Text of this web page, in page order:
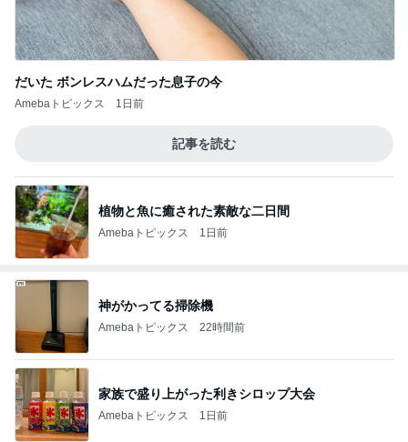
だいた ボンレスハムだった息子の今
Amebaトピックス 1日前
記事を読む
植物と魚に癒された素敵な二日間
Amebaトピックス 1日前
神がかってる掃除機
Amebaトピックス 22時間前
家族で盛り上がった利きシロップ大会
Amebaトピックス 1日前